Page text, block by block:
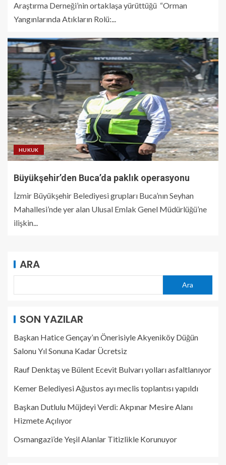
Araştırma Derneği’nin ortaklaşa yürüttüğü “Orman
Yangınlarında Atıkların Rolü:...
HUKUK
Büyükşehir’den Buca’da paklık operasyonu
İzmir Büyükşehir Belediyesi grupları Buca’nın Seyhan
Mahallesi’nde yer alan Ulusal Emlak Genel Müdürlüğü’ne
ilişkin...
ARA
Ara
SON YAZILAR
Başkan Hatice Gençay’ın Önerisiyle Akyeniköy Düğün
Salonu Yıl Sonuna Kadar Ücretsiz
Rauf Denktaş ve Bülent Ecevit Bulvarı yolları asfaltlanıyor
Kemer Belediyesi Ağustos ayı meclis toplantısı yapıldı
Başkan Dutlulu Müjdeyi Verdi: Akpınar Mesire Alanı
Hizmete Açılıyor
Osmangazi’de Yeşil Alanlar Titizlikle Korunuyor